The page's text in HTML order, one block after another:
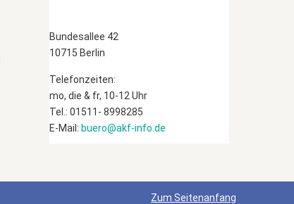
Bundesallee 42
10715 Berlin
Telefonzeiten:
mo, die & fr, 10-12 Uhr
Tel.: 01511- 8998285
E-Mail: buero@akf-info.de
Zum Seitenanfang